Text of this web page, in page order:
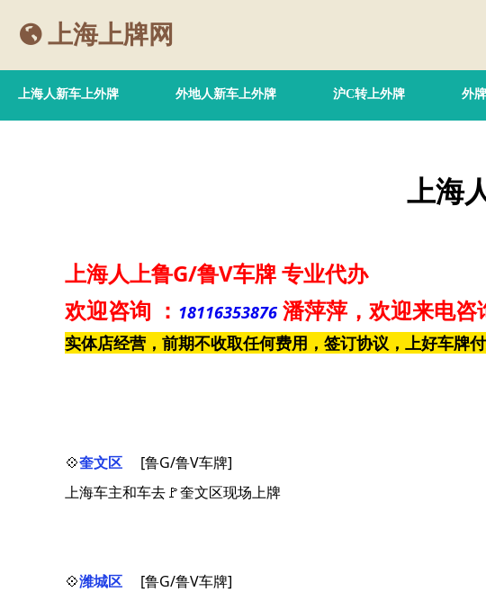
上海上牌网
上海人新车上外牌 外地人新车上外牌 沪C转上外牌 外
上海
上海人上鲁G/鲁V车牌专业代办
欢迎咨询 ： 18116353876 潘萍萍 ，欢迎来电咨
实体店经营，前期不收取任何费用，签订协议，上好车牌付
💠奎文区
[鲁G/鲁V车牌]
上海车主和车去🚩奎文区现场上牌
💠潍城区
[鲁G/鲁V车牌]